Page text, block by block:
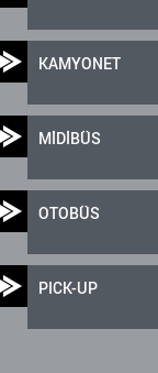
KAMYONET
MİDİBÜS
OTOBÜS
PICK-UP